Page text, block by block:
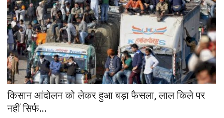
किसान आंदोलन को लेकर हुआ बड़ा फैसला, लाल किले पर
नहीं सिर्फ...